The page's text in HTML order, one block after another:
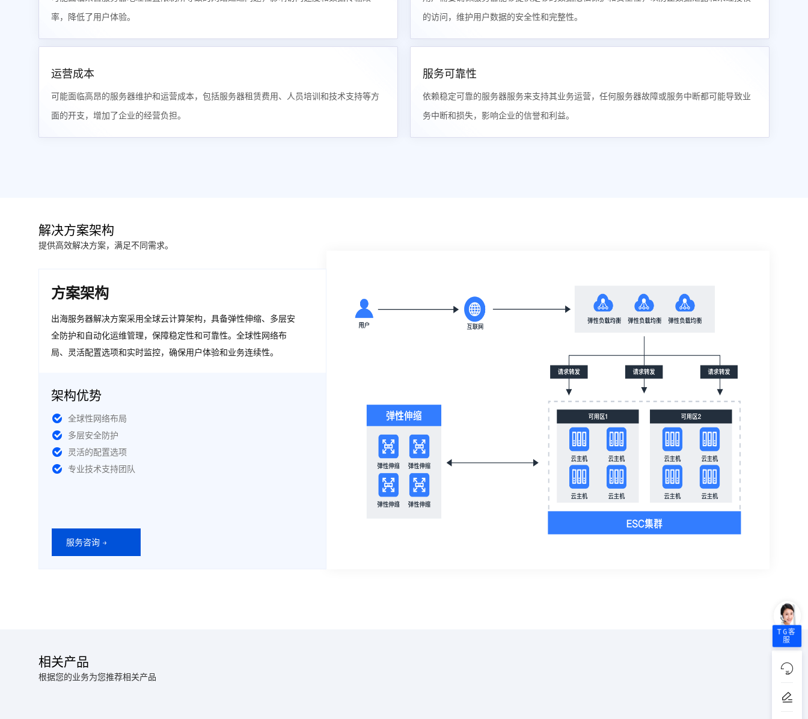
率，降低了用户体验。
的访问，维护用户数据的安全性和完整性。
运营成本
可能面临高昂的服务器维护和运营成本，包括服务器租赁费用、人员培训和技术支持等方
面的开支，增加了企业的经营负担。
服务可靠性
依赖稳定可靠的服务器服务来支持其业务运营，任何服务器故障或服务中断都可能导致业
务中断和损失，影响企业的信誉和利益。
解决方案架构
提供高效解决方案，满足不同需求。
方案架构
出海服务器解决方案采用全球云计算架构，具备弹性伸缩、多层安
全防护和自动化运维管理，保障稳定性和可靠性。全球性网络布
局、灵活配置选项和实时监控，确保用户体验和业务连续性。
架构优势
全球性网络布局
多层安全防护
灵活的配置选项
专业技术支持团队
服务咨询 →
相关产品
根据您的业务为您推荐相关产品
TG客
服